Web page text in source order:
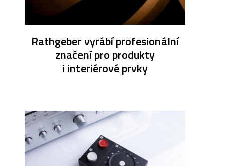
Rathgeber vyrábí profesionální
značení pro produkty
i interiérové prvky